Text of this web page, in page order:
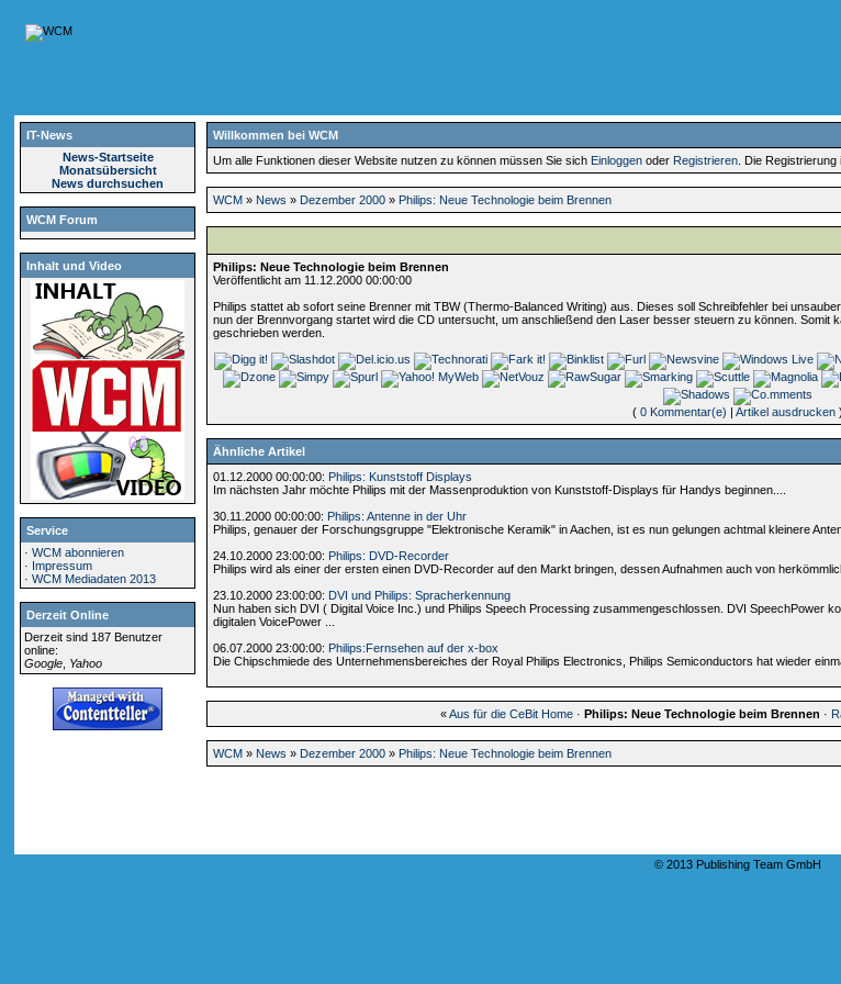
IT-News
News-Startseite
Monatsübersicht
News durchsuchen
WCM Forum
Inhalt und Video
Service
·WCM abonnieren
· Impressum
·WCM Mediadaten 2013
Derzeit Online
Derzeit sind 187 Benutzer
online:
Google Yahoo
Willkommen bei WCM
Um alle Funktionen dieser Website nutzen zu können müssen Sie sich Einloggen oder Registrieren . Die
WCM » News » Dezember 2000 » Philips: Neue Technologie beim Brennen
Philips: Neue Technologie beim Brennen
Veröffentlicht am 11.12.2000 00:00:00
Philips stattet ab sofort seine Brenner mit TBW (Thermo-Balanced Writing) aus. Dieses soll Schreibfehler bei
nun der Brennvorgang startet wird die CD untersucht, um anschließend den Laser besser steuern zu können. Somit
geschrieben werden.
( 0 Kommentar(e) Artikel ausdrucken)
Ähnliche Artikel
01.12.2000 00:00:00: Philips: Kunststoff Displays
Im nächsten Jahr möchte Philips mit der Massenproduktion von Kunststoff-Displays für Handys beginnen....
30.11.2000 00:00:00: Philips: Antenne in der Uhr
Philips, genauer der Forschungsgruppe "Elektronische Keramik" in Aachen, ist es nun gelungen achtmal kleinere
24.10.2000 23:00:00: Philips: DVD-Recorder
Philips wird als einer der ersten einen DVD-Recorder auf den Markt bringen, dessen Aufnahmen auch von
23.10.2000 23:00:00: DVI und Philips: Spracherkennung
Nun haben sich DVI ( Digital Voice Inc.) und Philips Speech Processing zusammengeschlossen. DVI SpeechPower
digitalen VoicePower ...
06.07.2000 23:00:00: Philips:Fernsehen auf der x-box
Die Chipschmiede des Unternehmensbereiches der Royal Philips Electronics, Philips Semiconductors hat wieder
«Aus für die CeBit Home· Philips: Neue Technologie beim Brennen ·
WCM » News » Dezember 2000 » Philips: Neue Technologie beim Brennen
© 2013 Publishing Team GmbH